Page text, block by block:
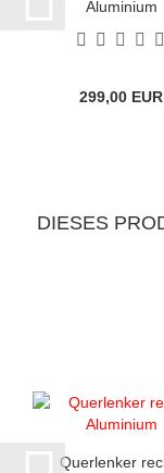
Aluminium
299,00 EUR
DIESES
Querlenker